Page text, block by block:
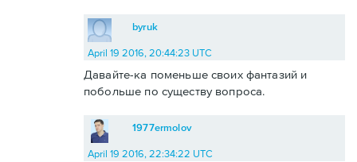
byruk
April 19 2016, 20:44:23 UTC
Давайте-ка поменьше своих фантазий и
побольше по существу вопроса.
1977ermolov
April 19 2016, 22:34:22 UTC